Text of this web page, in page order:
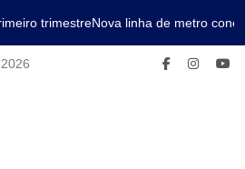
trimestreNova linha de metro